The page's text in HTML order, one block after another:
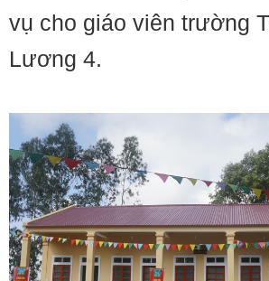
vụ cho giáo viên trường
Lương 4.